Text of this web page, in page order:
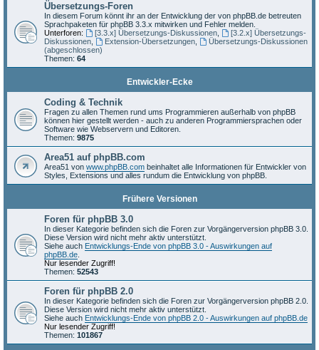
Übersetzungs-Foren
In diesem Forum könnt ihr an der Entwicklung der von phpBB.de betreuten
Sprachpaketen für phpBB 3.3.x mitwirken und Fehler melden.
Unterforen:
[3.3.x] Übersetzungs-Diskussionen,
[3.2.x] Übersetzungs-
Diskussionen
Extension-Übersetzungen,
Übersetzungs-Diskussionen
(abgeschlossen)
Themen: 64
Entwickler-Ecke
Coding & Technik
Fragen zu allen Themen rund ums Programmieren außerhalb von phpBB
können hier gestellt werden - auch zu anderen Programmiersprachen oder
Software wie Webservern und Editoren.
Themen: 9875
Area51 auf phpBB.com
Area51 von www.phpBB.com beinhaltet alle Informationen für Entwickler von
Styles, Extensions und alles rundum die Entwicklung von phpBB.
Frühere Versionen
Foren für phpBB 3.0
In dieser Kategorie befinden sich die Foren zur Vorgängerversion phpBB 3.0.
Diese Version wird nicht mehr aktiv unterstützt.
Siehe auch Entwicklungs-Ende von phpBB 3.0 - Auswirkungen auf
phpBB.de
Nur lesender Zugriff!
Themen: 52543
Foren für phpBB 2.0
In dieser Kategorie befinden sich die Foren zur Vorgängerversion phpBB 2.0.
Diese Version wird nicht mehr aktiv unterstützt.
Siehe auch Entwicklungs-Ende von phpBB 2.0 - Auswirkungen auf phpBB.de
Nur lesender Zugriff!
Themen: 101867